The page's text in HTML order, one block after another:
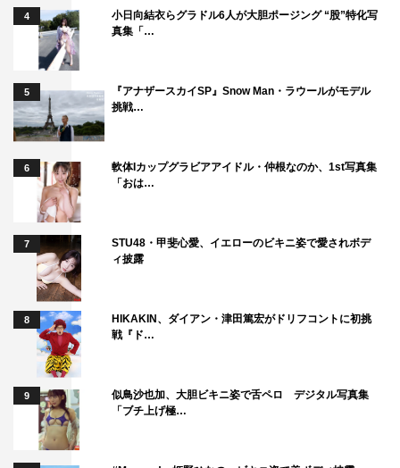
4
小日向結衣らグラドル6人が大胆ポージング “股”特化写
真集「…
5
『アナザースカイSP』Snow Man・ラウールがモデル
挑戦…
6
軟体Iカップグラビアアイドル・仲根なのか、1st写真集
「おは…
7
STU48・甲斐心愛、イエローのビキニ姿で愛されボデ
ィ披露
8
HIKAKIN、ダイアン・津田篤宏がドリフコントに初挑
戦『ド…
9
似鳥沙也加、大胆ビキニ姿で舌ペロ デジタル写真集
「ブチ上げ極…